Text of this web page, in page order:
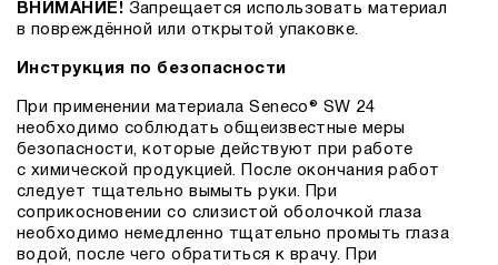
ВНИМАНИЕ! Запрещается использовать материал
в повреждённой или открытой упаковке.
Инструкция по безопасности
При применении материала Seneco® SW 24
необходимо соблюдать общеизвестные меры
безопасности, которые действуют при работе
с химической продукцией. После окончания работ
следует тщательно вымыть руки. При
соприкосновении со слизистой оболочкой глаза
необходимо немедленно тщательно промыть глаза
водой, после чего обратиться к врачу. При